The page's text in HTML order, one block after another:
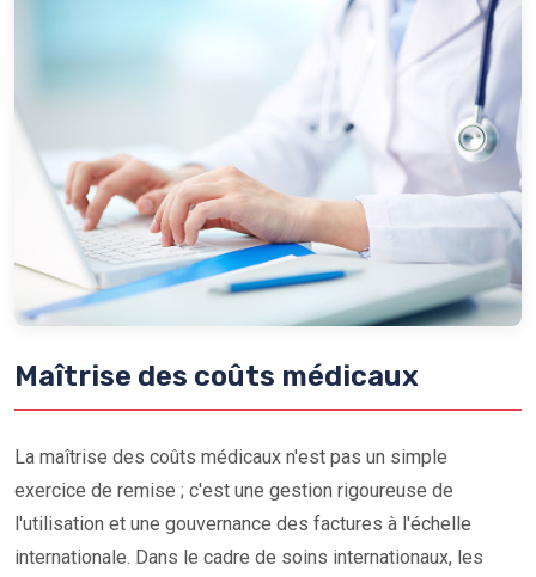
Maîtrise des coûts médicaux
La maîtrise des coûts médicaux n'est pas un simple
exercice de remise ; c'est une gestion rigoureuse de
l'utilisation et une gouvernance des factures à l'échelle
internationale. Dans le cadre de soins internationaux, les